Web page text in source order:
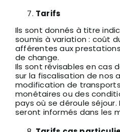
Tarifs
Ils sont donnés à titre
soumis à variation : coût
afférentes aux
de change.
Ils sont révisables en cas
sur la fiscalisation de nos
modification de
monétaires ou des
pays où se déroule
seront informés dans les